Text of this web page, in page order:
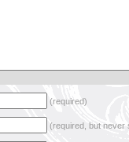
(required)
(required, but never